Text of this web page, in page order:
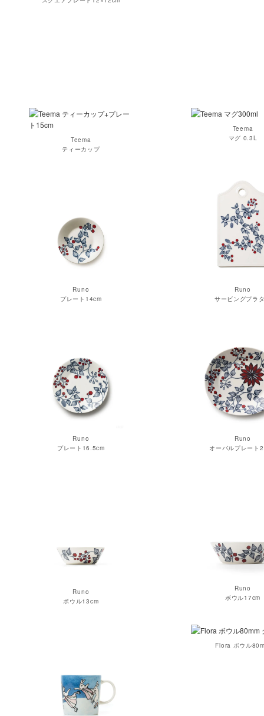
Teema
ティーカップ
Teema
マグ 0.3L
Runo
プレート14cm
Runo
サービングプラ
Runo
プレート16.5cm
Runo
オーバルプレート
Runo
ボウル13cm
Runo
ボウル17cm
Flora ボウル